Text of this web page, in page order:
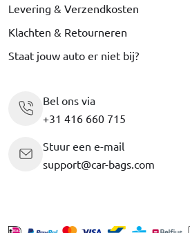
Levering & Verzendkosten
Klachten & Retourneren
Staat jouw auto er niet bij?
Bel ons via
+31 416 660 715
Stuur een e-mail
support@car-bags.com